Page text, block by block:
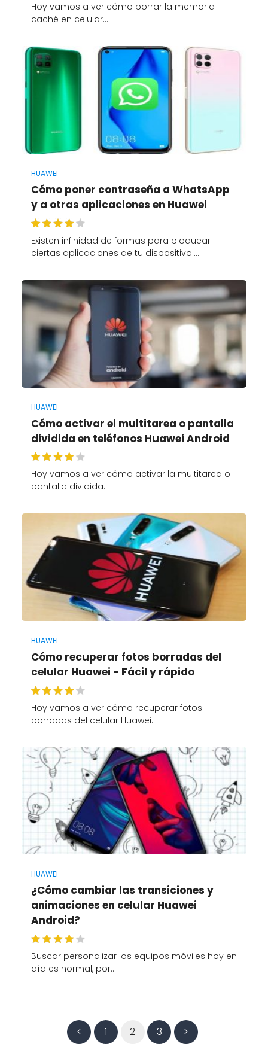
Hoy vamos a ver cómo borrar la memoria
caché en celular…
HUAWEI
Cómo poner contraseña a WhatsApp
y a otras aplicaciones en Huawei
Existen infinidad de formas para bloquear
ciertas aplicaciones de tu dispositivo.…
HUAWEI
Cómo activar el multitarea o pantalla
dividida en teléfonos Huawei Android
Hoy vamos a ver cómo activar la multitarea o
pantalla dividida…
HUAWEI
Cómo recuperar fotos borradas del
celular Huawei - Fácil y rápido
Hoy vamos a ver cómo recuperar fotos
borradas del celular Huawei…
HUAWEI
¿Cómo cambiar las transiciones y
animaciones en celular Huawei
Android?
Buscar personalizar los equipos móviles hoy en
día es normal, por…
< 1 2 3 >